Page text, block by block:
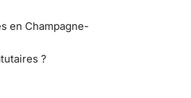
en Champagne-
?